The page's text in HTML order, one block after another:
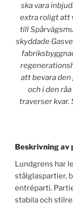
ska vara
extra roligt att
till
skyddade
att bevara
och i den
traverser kvar.
Beskrivning av
Lundgrens har
stålglaspartier,
entréparti.
stabila och